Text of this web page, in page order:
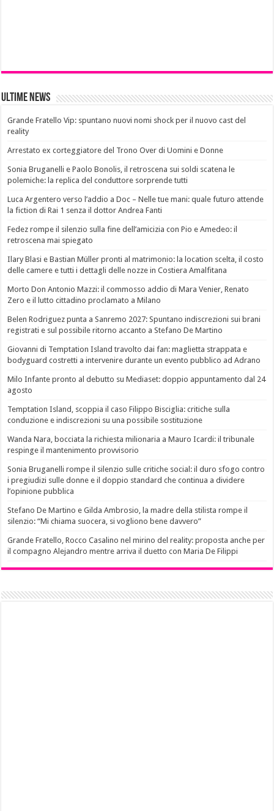
Ultime News
Grande Fratello Vip: spuntano nuovi nomi shock per il nuovo cast del
reality
Arrestato ex corteggiatore del Trono Over di Uomini e Donne
Sonia Bruganelli e Paolo Bonolis, il retroscena sui soldi scatena le
polemiche: la replica del conduttore sorprende tutti
Luca Argentero verso l’addio a Doc – Nelle tue mani: quale futuro attende
la fiction di Rai 1 senza il dottor Andrea Fanti
Fedez rompe il silenzio sulla fine dell’amicizia con Pio e Amedeo: il
retroscena mai spiegato
Ilary Blasi e Bastian Müller pronti al matrimonio: la location scelta, il costo
delle camere e tutti i dettagli delle nozze in Costiera Amalfitana
Morto Don Antonio Mazzi: il commosso addio di Mara Venier, Renato
Zero e il lutto cittadino proclamato a Milano
Belen Rodriguez punta a Sanremo 2027: Spuntano indiscrezioni sui brani
registrati e sul possibile ritorno accanto a Stefano De Martino
Giovanni di Temptation Island travolto dai fan: maglietta strappata e
bodyguard costretti a intervenire durante un evento pubblico ad Adrano
Milo Infante pronto al debutto su Mediaset: doppio appuntamento dal 24
agosto
Temptation Island, scoppia il caso Filippo Bisciglia: critiche sulla
conduzione e indiscrezioni su una possibile sostituzione
Wanda Nara, bocciata la richiesta milionaria a Mauro Icardi: il tribunale
respinge il mantenimento provvisorio
Sonia Bruganelli rompe il silenzio sulle critiche social: il duro sfogo contro
i pregiudizi sulle donne e il doppio standard che continua a dividere
l’opinione pubblica
Stefano De Martino e Gilda Ambrosio, la madre della stilista rompe il
silenzio: “Mi chiama suocera, si vogliono bene davvero”
Grande Fratello, Rocco Casalino nel mirino del reality: proposta anche per
il compagno Alejandro mentre arriva il duetto con Maria De Filippi